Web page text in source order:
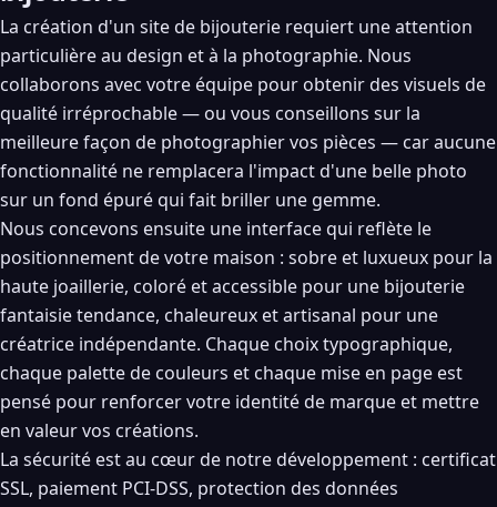
La création d'un site de bijouterie requiert une attention
particulière au design et à la photographie. Nous
collaborons avec votre équipe pour obtenir des visuels de
qualité irréprochable — ou vous conseillons sur la
meilleure façon de photographier vos pièces — car aucune
fonctionnalité ne remplacera l'impact d'une belle photo
sur un fond épuré qui fait briller une gemme.
Nous concevons ensuite une interface qui reflète le
positionnement de votre maison : sobre et luxueux pour la
haute joaillerie, coloré et accessible pour une bijouterie
fantaisie tendance, chaleureux et artisanal pour une
créatrice indépendante. Chaque choix typographique,
chaque palette de couleurs et chaque mise en page est
pensé pour renforcer votre identité de marque et mettre
en valeur vos créations.
La sécurité est au cœur de notre développement : certificat
SSL, paiement PCI-DSS, protection des données